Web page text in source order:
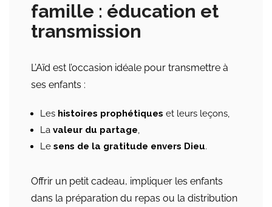
famille : éducation et
transmission
L’Aïd est l’occasion idéale pour transmettre à
ses enfants :
Les histoires prophétiques et leurs leçons,
La valeur du partage,
Le sens de la gratitude envers Dieu.
Offrir un petit cadeau, impliquer les enfants
dans la préparation du repas ou la distribution